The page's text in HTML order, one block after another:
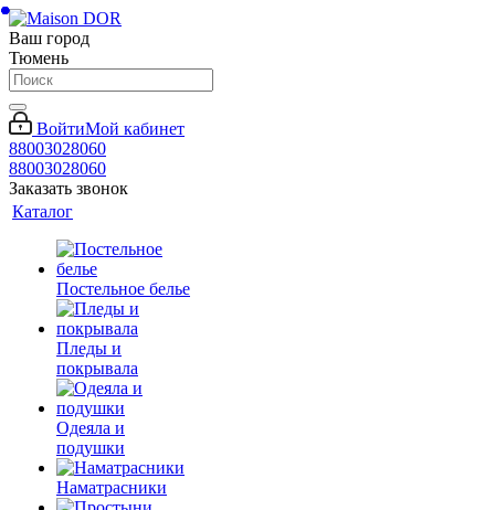
Ваш город
Тюмень
ВойтиМой кабинет
88003028060
88003028060
Заказать звонок
Каталог
Постельное белье
Пледы и
покрывала
Одеяла и
подушки
Наматрасники